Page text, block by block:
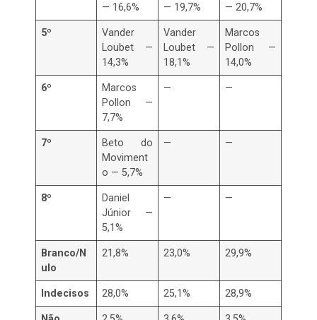
— 16,6%
— 19,7%
— 20,7%
5º
Vander
Loubet —
14,3%
Vander
Loubet —
18,1%
Marcos
Pollon —
14,0%
6º
Marcos
Pollon —
7,7%
— —
7º
Beto do
Moviment
o — 5,7%
— —
8º
Daniel
Júnior —
5,1%
— —
Branco/N
ulo
21,8% 23,0% 29,9%
Indecisos 28,0% 25,1% 28,9%